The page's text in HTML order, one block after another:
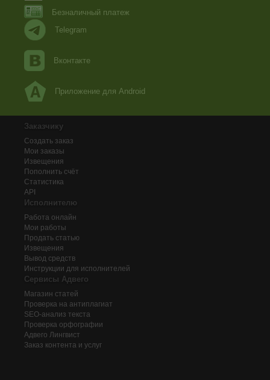
Безналичный платеж
Telegram
Вконтакте
Приложение для Android
Заказчику
Создать заказ
Мои заказы
Извещения
Пополнить счёт
Статистика
API
Исполнителю
Работа онлайн
Мои работы
Продать статью
Извещения
Вывод средств
Инструкции для исполнителей
Сервисы Адвего
Магазин статей
Проверка на антиплагиат
SEO-анализ текста
Проверка орфографии
Адвего Лингвист
Заказ контента и услуг